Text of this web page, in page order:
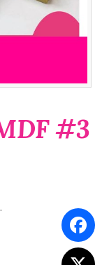
#3